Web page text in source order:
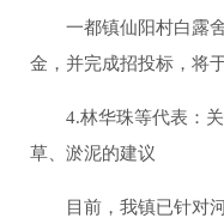
一都镇仙阳村白露舍
金，并完成招投标，将
4.林华珠等代表：关
草、淤泥的建议
目前，我镇已针对河